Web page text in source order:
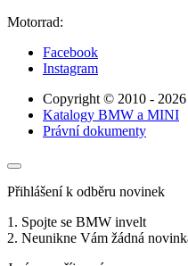
Motorrad:
Facebook
Instagram
Copyright © 2010 - 2026
Katalogy BMW a MINI
Právní dokumenty
Přihlášení k odběru novinek
1. Spojte se BMW invelt
2. Neunikne Vám žádná